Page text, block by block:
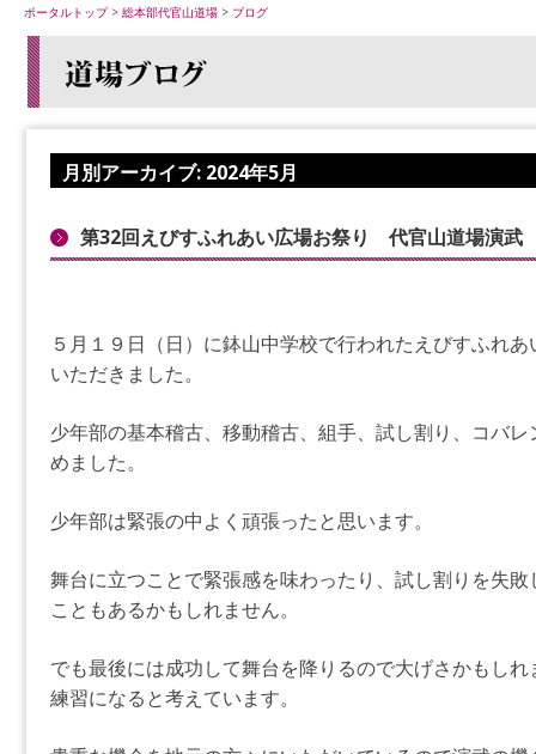
ポータルトップ> 総本部代官山道場 > ブログ
月別アーカイブ: 2024年5月
第32回えびすふれあい広場お祭り 代官山道場演武
５月１９日（日）に鉢山中学校で行われたえびすふれ
いただきました。
少年部の基本稽古、移動稽古、組手、試し割り、コバ
めました。
少年部は緊張の中よく頑張ったと思います。
舞台に立つことで緊張感を味わったり、試し割りを失
こともあるかもしれません。
でも最後には成功して舞台を降りるので大げさかもし
練習になると考えています。